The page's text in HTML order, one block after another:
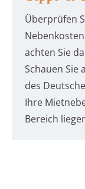
Überprüfen
achten Sie
Schauen Sie
des
Ihre
Bereich